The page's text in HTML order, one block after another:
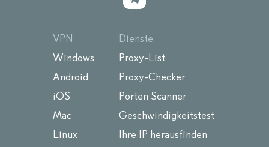
VPN
Windows
Android
iOS
Mac
Linux
Dienste
Proxy-List
Proxy-Checker
Porten Scanner
Geschwindigkeitstest
Ihre IP herausfinden